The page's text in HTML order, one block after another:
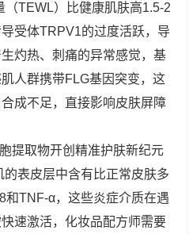
TEWL）比健康肌肤高1.5-2
受体TRPV1的过度活跃，导
灼热、刺痛的异常感觉，基
人群携带FLG基因突变，这
成不足，直接影响皮肤屏障
表皮层中含有比正常皮肤多
和TNF-α，这些炎症介质在遇
速激活，化妆品配方师需要